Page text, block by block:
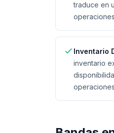
traduce en
Inventario
inventario